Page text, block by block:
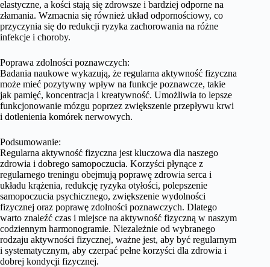
elastyczne, a kości stają się zdrowsze i bardziej odporne na
złamania. Wzmacnia się również układ odpornościowy, co
przyczynia się do redukcji ryzyka zachorowania na różne
infekcje i choroby.
Poprawa zdolności poznawczych:
Badania naukowe wykazują, że regularna aktywność fizyczna
może mieć pozytywny wpływ na funkcje poznawcze, takie
jak pamięć, koncentracja i kreatywność. Umożliwia to lepsze
funkcjonowanie mózgu poprzez zwiększenie przepływu krwi
i dotlenienia komórek nerwowych.
Podsumowanie:
Regularna aktywność fizyczna jest kluczowa dla naszego
zdrowia i dobrego samopoczucia. Korzyści płynące z
regularnego treningu obejmują poprawę zdrowia serca i
układu krążenia, redukcję ryzyka otyłości, polepszenie
samopoczucia psychicznego, zwiększenie wydolności
fizycznej oraz poprawę zdolności poznawczych. Dlatego
warto znaleźć czas i miejsce na aktywność fizyczną w naszym
codziennym harmonogramie. Niezależnie od wybranego
rodzaju aktywności fizycznej, ważne jest, aby być regularnym
i systematycznym, aby czerpać pełne korzyści dla zdrowia i
dobrej kondycji fizycznej.